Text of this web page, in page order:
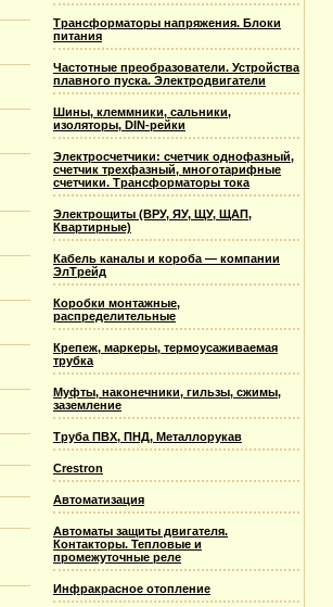
Трансформаторы напряжения. Блоки
питания
Частотные преобразователи. Устройства
плавного пуска. Электродвигатели
Шины, клеммники, сальники,
изоляторы, DIN-рейки
Электросчетчики: счетчик однофазный,
счетчик трехфазный, многотарифные
счетчики. Трансформаторы тока
Электрощиты (ВРУ, ЯУ, ЩУ, ЩАП,
Квартирные)
Кабель каналы и короба — компании
ЭлТрейд
Коробки монтажные,
распределительные
Крепеж, маркеры, термоусаживаемая
трубка
Муфты, наконечники, гильзы, сжимы,
заземление
Труба ПВХ, ПНД, Металлорукав
Crestron
Автоматизация
Автоматы защиты двигателя.
Контакторы. Тепловые и
промежуточные реле
Инфракрасное отопление